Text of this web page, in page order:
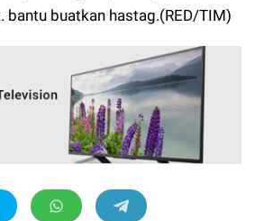
bantu buatkan hastag.(RED/TIM)